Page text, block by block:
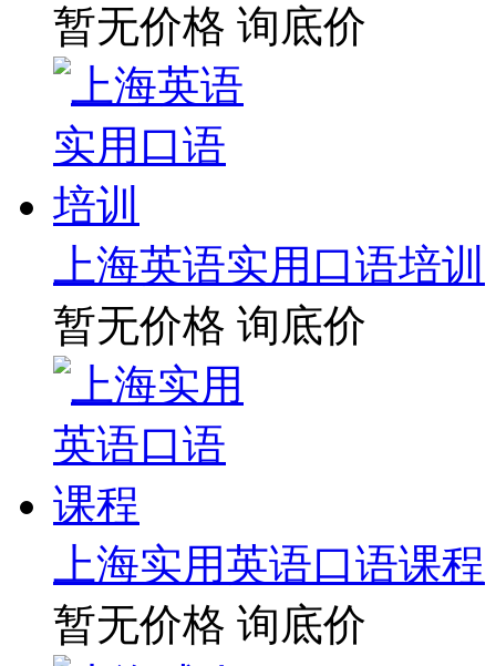
暂无价格 询底价
上海英语实用口语培训
暂无价格 询底价
上海实用英语口语课程
暂无价格 询底价